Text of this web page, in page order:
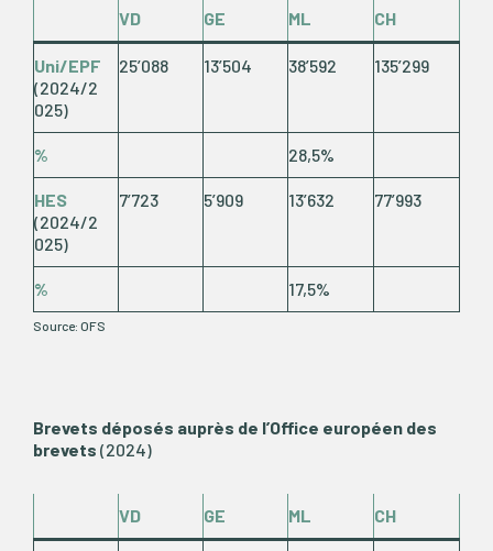
VD GE ML CH
Uni/EPF
(2024/2
025)
25’088 13’504 38’592 135’299
% 28,5%
HES
(2024/2
025)
7’723 5’909 13’632 77’993
% 17,5%
Source: OFS
Brevets déposés auprès de l’Office européen des
brevets (2024)
VD GE ML CH